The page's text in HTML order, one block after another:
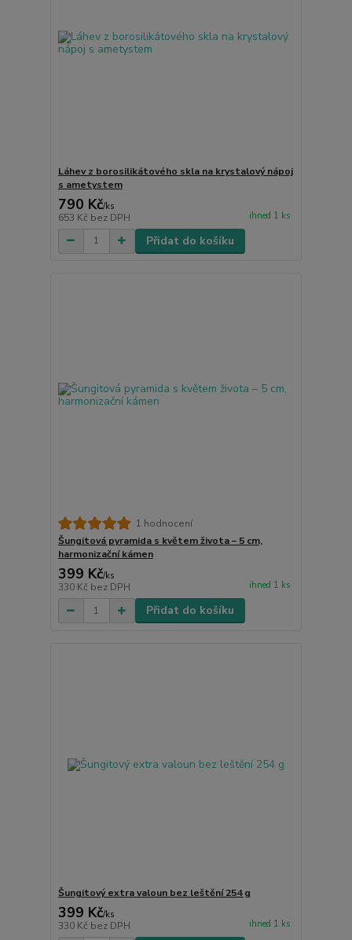
Láhev z borosilikátového skla na krystalový nápoj
s ametystem
790 Kč/ks
653 Kč bez DPH ihned 1 ks
Přidat do košíku
1 hodnocení
Šungitová pyramida s květem života – 5 cm,
harmonizační kámen
399 Kč/ks
330 Kč bez DPH ihned 1 ks
Přidat do košíku
Šungitový extra valoun bez leštění 254 g
399 Kč/ks
330 Kč bez DPH ihned 1 ks